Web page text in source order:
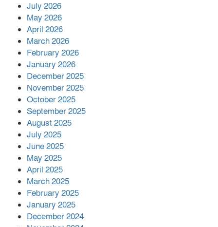
পর ফোন তারেক রহমানের,গ্যাস সঙ্কট
July 2026
May 2026
April 2026
March 2026
February 2026
January 2026
December 2025
November 2025
October 2025
September 2025
August 2025
July 2025
June 2025
May 2025
April 2025
March 2025
February 2025
January 2025
December 2024